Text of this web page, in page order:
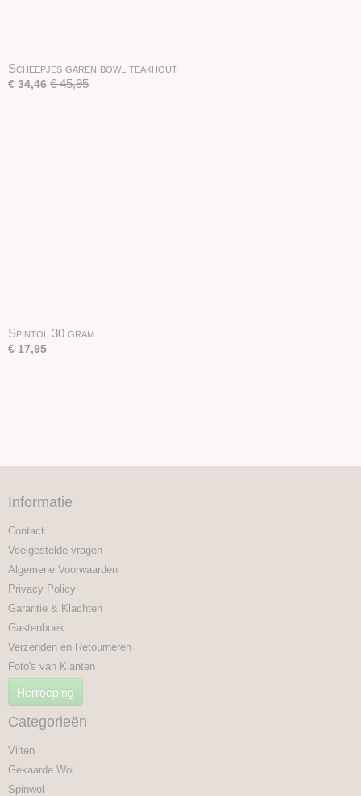
Scheepjes garen bowl teakhout
€ 34,46 € 45,95
Spintol 30 gram
€ 17,95
Informatie
Contact
Veelgestelde vragen
Algemene Voorwaarden
Privacy Policy
Garantie & Klachten
Gastenboek
Verzenden en Retourneren
Foto's van Klanten
Herroeping
Categorieën
Vilten
Gekaarde Wol
Spinwol